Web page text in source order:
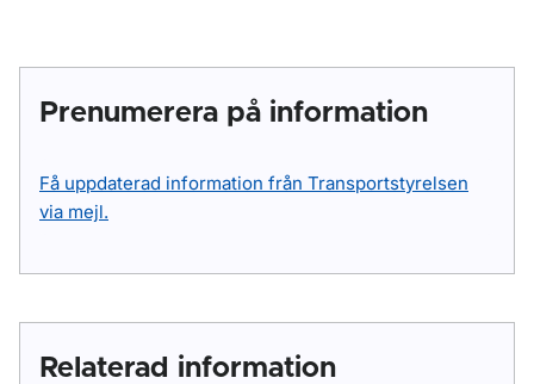
Prenumerera på information
Få uppdaterad information från Transportstyrelsen
via mejl.
Relaterad information